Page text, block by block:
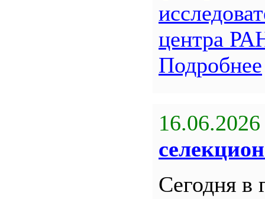
центра
Подробнее
16.06.2026
Сегодня в